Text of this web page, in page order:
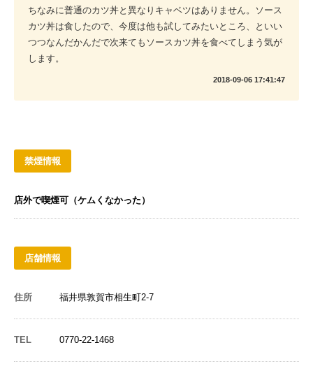
ちなみに普通のカツ丼と異なりキャベツはありません。ソース
カツ丼は食したので、今度は他も試してみたいところ、といい
つつなんだかんだで次来てもソースカツ丼を食べてしまう気が
します。
2018-09-06 17:41:47
禁煙情報
店外で喫煙可（ケムくなかった）
店舗情報
住所 福井県敦賀市相生町2-7
TEL 0770-22-1468